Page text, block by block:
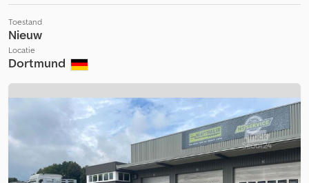
Toestand
Nieuw
Locatie
Dortmund